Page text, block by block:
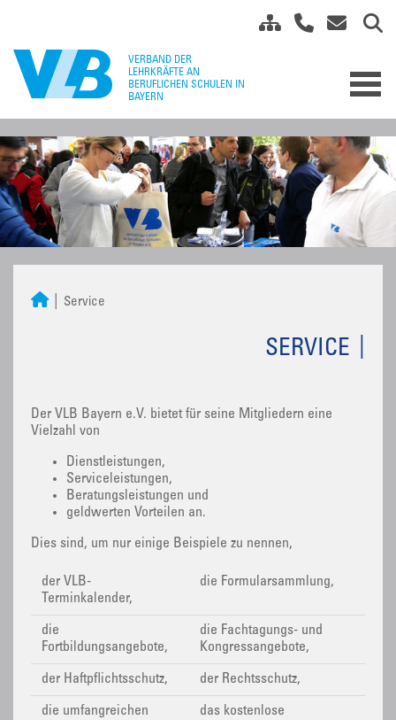
Service
SERVICE
Der VLB Bayern e.V. bietet für seine Mitgliedern eine
Vielzahl von
Dienstleistungen,
Serviceleistungen,
Beratungsleistungen und
geldwerten Vorteilen an.
Dies sind, um nur einige Beispiele zu nennen,
der VLB-
Terminkalender,
die Formularsammlung,
die
Fortbildungsangebote,
die Fachtagungs- und
Kongressangebote,
der Haftpflichtsschutz, der Rechtsschutz,
die umfangreichen
das kostenlose